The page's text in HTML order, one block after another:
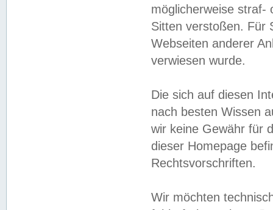
möglicherweise straf-
Sitten verstoßen. Für
Webseiten anderer
verwiesen wurde.
Die sich auf diesen
nach besten Wissen
wir keine Gewähr für
dieser Homepage
Rechtsvorschriften.
Wir möchten